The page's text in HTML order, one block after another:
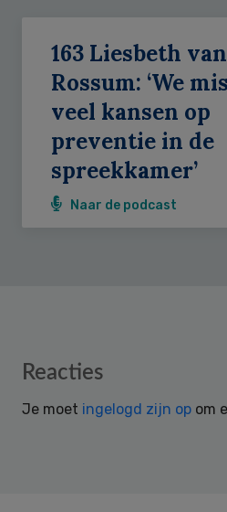
163 Liesbeth van
Rossum: ‘We
veel kansen op
preventie in de
spreekkamer’
Naar de podcast
Reader
Reacties
Je moet ingelogd zijn op om